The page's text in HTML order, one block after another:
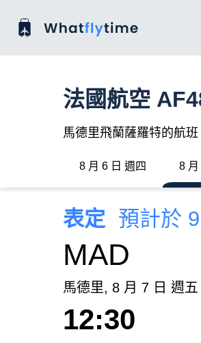
法國航空
馬德里飛蘭薩羅特的航班
8 月 6 日 週四 8 月
表定 預計於
MAD
馬德里, 8 月 7 日 週五
12:30